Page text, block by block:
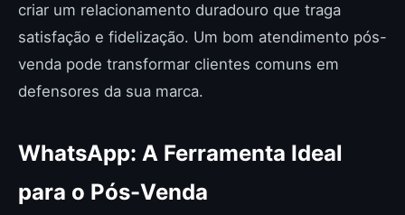
criar um relacionamento duradouro que traga
satisfação e fidelização. Um bom atendimento pós-
venda pode transformar clientes comuns em
defensores da sua marca.
WhatsApp: A Ferramenta Ideal
para o Pós-Venda